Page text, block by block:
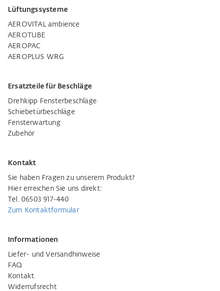
Lüftungssysteme
AEROVITAL ambience
AEROTUBE
AEROPAC
AEROPLUS WRG
Ersatzteile für Beschläge
Drehkipp Fensterbeschläge
Schiebetürbeschläge
Fensterwartung
Zubehör
Kontakt
Sie haben Fragen zu unserem Produkt?
Hier erreichen Sie uns direkt:
Tel. 06503 917-440
Zum Kontaktformular
Informationen
Liefer- und Versandhinweise
FAQ
Kontakt
Widerrufsrecht